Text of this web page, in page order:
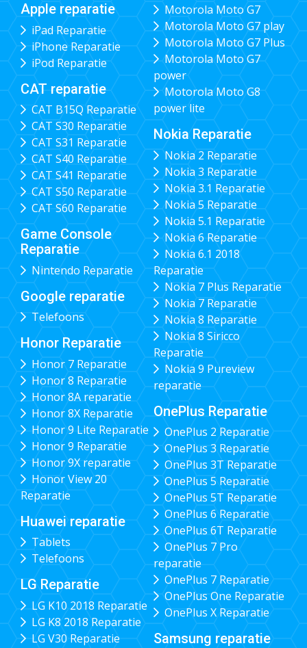
Apple reparatie
iPad Reparatie
iPhone Reparatie
iPod Reparatie
CAT reparatie
CAT B15Q Reparatie
CAT S30 Reparatie
CAT S31 Reparatie
CAT S40 Reparatie
CAT S41 Reparatie
CAT S50 Reparatie
CAT S60 Reparatie
Game Console
Reparatie
Nintendo Reparatie
Google reparatie
Telefoons
Honor Reparatie
Honor 7 Reparatie
Honor 8 Reparatie
Honor 8A reparatie
Honor 8X Reparatie
Honor 9 Lite Reparatie
Honor 9 Reparatie
Honor 9X reparatie
Honor View 20
Reparatie
Huawei reparatie
Tablets
Telefoons
LG Reparatie
LG K10 2018 Reparatie
LG K8 2018 Reparatie
LG V30 Reparatie
Motorola Moto G7
Motorola Moto G7 play
Motorola Moto G7 Plus
Motorola Moto G7
power
Motorola Moto G8
power lite
Nokia Reparatie
Nokia 2 Reparatie
Nokia 3 Reparatie
Nokia 3.1 Reparatie
Nokia 5 Reparatie
Nokia 5.1 Reparatie
Nokia 6 Reparatie
Nokia 6.1 2018
Reparatie
Nokia 7 Plus Reparatie
Nokia 7 Reparatie
Nokia 8 Reparatie
Nokia 8 Siricco
Reparatie
Nokia 9 Pureview
reparatie
OnePlus Reparatie
OnePlus 2 Reparatie
OnePlus 3 Reparatie
OnePlus 3T Reparatie
OnePlus 5 Reparatie
OnePlus 5T Reparatie
OnePlus 6 Reparatie
OnePlus 6T Reparatie
OnePlus 7 Pro
reparatie
OnePlus 7 Reparatie
OnePlus One Reparatie
OnePlus X Reparatie
Samsung reparatie